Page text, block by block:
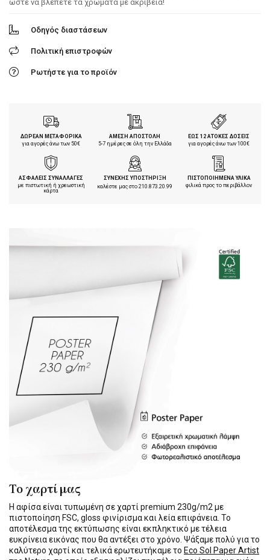
ώστε να βλέπετε τα χρώματα με ακρίβεια!
Οδηγός διαστάσεων
Πολιτική επιστροφών
Ρωτήστε για το προϊόν
ΔΩΡΕΑΝ ΜΕΤΑΦΟΡΙΚΑ
για αγορές άνω των 50€
ΑΜΕΣΗ ΑΠΟΣΤΟΛΗ
5-7 ημέρες σε όλη την Ελλάδα
ΕΩΣ 12 ΑΤΟΚΕΣ ΔΟΣΕΙΣ
για αγορές άνω των 100€
ΑΣΦΑΛΕΙΣ ΣΥΝΑΛΛΑΓΕΣ
με πιστωτική ή χρεωστική
κάρτα
ΣΥΝΕΧΗΣ ΥΠΟΣΤΗΡΙΞΗ
καλέστε μας στο210.873.20.99
ΠΙΣΤΟΠΟΙΗΜΕΝΑ ΥΛΙΚΑ
φιλικά προς το περιβάλλον
Το χαρτί μας
Η αφίσα είναι τυπωμένη σε χαρτί premium 230g/m2 με
πιστοποίηση FSC, gloss φινίρισμα και λεία επιφάνεια. Το
αποτέλεσμα της εκτύπωσης είναι εκπληκτικό με τέλεια
ευκρίνεια εικόνας που θα αντέξει στο χρόνο. Ψάξαμε πολύ για το
καλύτερο χαρτί και τελικά ερωτευτήκαμε το Eco Sol Paper Artist